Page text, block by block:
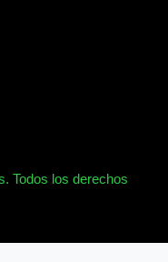
Todos los derechos